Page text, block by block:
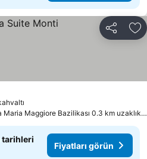
Paylaş
görün
Maria Maggiore Bazilikası 0.3 km uzaklıkta
tarihleri
Fiyatları görün